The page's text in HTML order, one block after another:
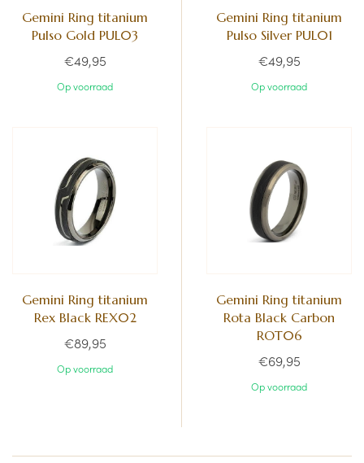
Gemini Ring titanium
Pulso Gold PUL03
€49,95
Op voorraad
Gemini Ring titanium
Pulso Silver PUL01
€49,95
Op voorraad
Gemini Ring titanium
Rex Black REX02
€89,95
Op voorraad
Gemini Ring titanium
Rota Black Carbon
ROT06
€69,95
Op voorraad